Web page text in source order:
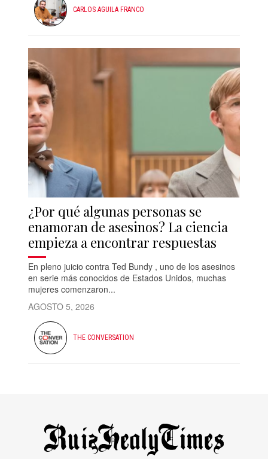
CARLOS AGUILA FRANCO
¿Por qué algunas personas se
enamoran de asesinos? La ciencia
empieza a encontrar respuestas
En pleno juicio contra Ted Bundy , uno de los asesinos
en serie más conocidos de Estados Unidos, muchas
mujeres comenzaron...
AGOSTO 5, 2026
THE CONVERSATION